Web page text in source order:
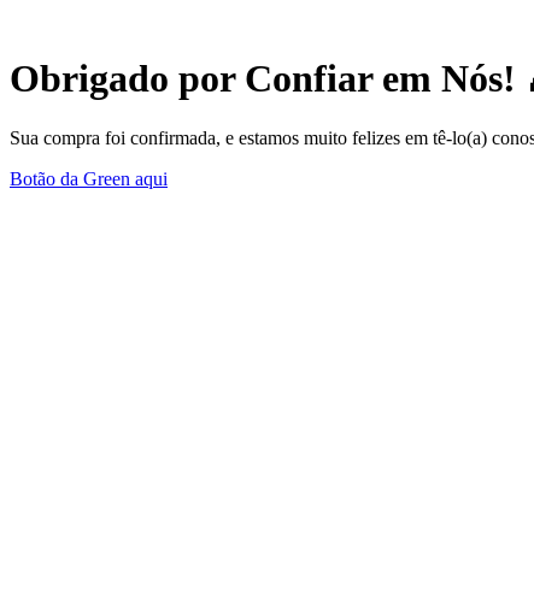
Obrigado por Confiar em Nós!
Sua compra foi confirmada, e estamos muito felizes em tê-lo(a)
Botão da Green aqui